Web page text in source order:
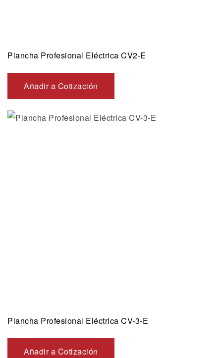
Plancha Profesional Eléctrica CV2-E
Añadir a Cotización
Plancha Profesional Eléctrica CV-3-E
Añadir a Cotización